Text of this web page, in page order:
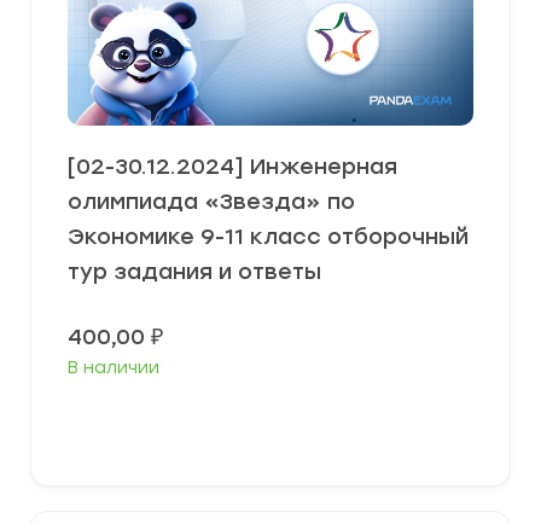
[02-30.12.2024] Инженерная
олимпиада «Звезда» по
Экономике 9-11 класс отборочный
тур задания и ответы
400,00 ₽
В наличии